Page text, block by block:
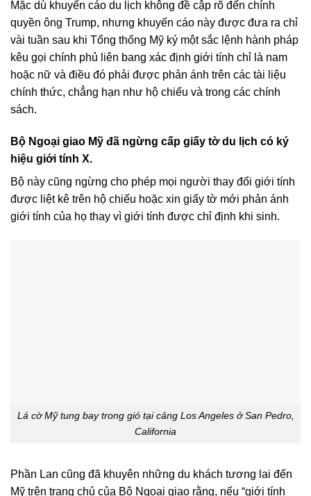
Mặc dù khuyến cáo du lịch không đề cập rõ đến chính
quyền ông Trump, nhưng khuyến cáo này được đưa ra chỉ
vài tuần sau khi Tổng thống Mỹ ký một sắc lệnh hành pháp
kêu gọi chính phủ liên bang xác định giới tính chỉ là nam
hoặc nữ và điều đó phải được phản ánh trên các tài liệu
chính thức, chẳng hạn như hộ chiếu và trong các chính
sách.
Bộ Ngoại giao Mỹ đã ngừng cấp giấy tờ du lịch có ký
hiệu giới tính X.
Bộ này cũng ngừng cho phép mọi người thay đổi giới tính
được liệt kê trên hộ chiếu hoặc xin giấy tờ mới phản ánh
giới tính của họ thay vì giới tính được chỉ định khi sinh.
Lá cờ Mỹ tung bay trong gió tại cảng Los Angeles ở San Pedro,
California
Phần Lan cũng đã khuyên những du khách tương lai đến
Mỹ trên trang chủ của Bộ Ngoại giao rằng, nếu “giới tính